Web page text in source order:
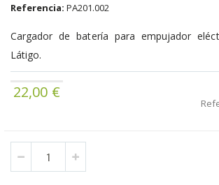
Referencia: PA201.002
Cargador de batería para empujador
Látigo.
22,00 €